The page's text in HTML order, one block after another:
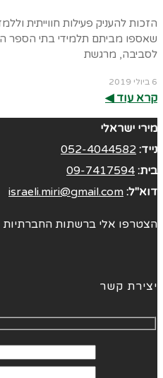
הזכות להעניק פעילות חווייתית
שאספו מביתם תלמידי בתי הספר
לסביבה, מרגשת
6 ביולי 2019
קרא עוד ◀︎
מירי ישראלי
נייד: 052-4044582
בית: 09-7417594
דוא"ל: israeli.miri@gmail.com
הצטרפו אלי ברשתות החברתיות
יצירת קשר